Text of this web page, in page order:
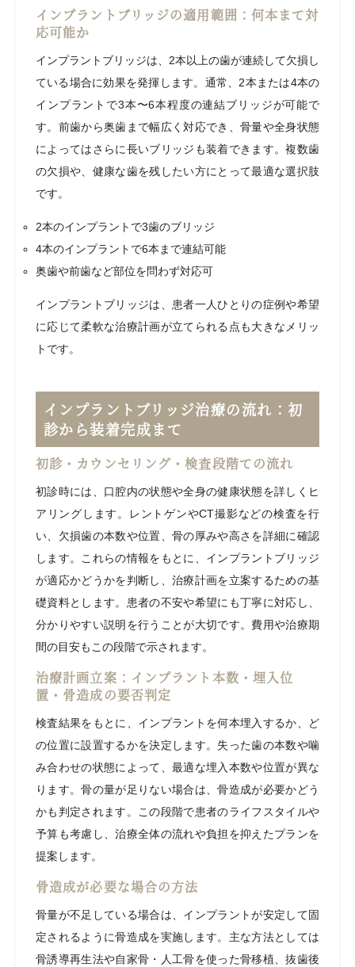
インプラントブリッジの適用範囲：何本まで対
応可能か
インプラントブリッジは、2本以上の歯が連続して欠損し
ている場合に効果を発揮します。通常、2本または4本の
インプラントで3本〜6本程度の連結ブリッジが可能で
す。前歯から奥歯まで幅広く対応でき、骨量や全身状態
によってはさらに長いブリッジも装着できます。複数歯
の欠損や、健康な歯を残したい方にとって最適な選択肢
です。
2本のインプラントで3歯のブリッジ
4本のインプラントで6本まで連結可能
奥歯や前歯など部位を問わず対応可
インプラントブリッジは、患者一人ひとりの症例や希望
に応じて柔軟な治療計画が立てられる点も大きなメリッ
トです。
インプラントブリッジ治療の流れ：初
診から装着完成まで
初診・カウンセリング・検査段階での流れ
初診時には、口腔内の状態や全身の健康状態を詳しくヒ
アリングします。レントゲンやCT撮影などの検査を行
い、欠損歯の本数や位置、骨の厚みや高さを詳細に確認
します。これらの情報をもとに、インプラントブリッジ
が適応かどうかを判断し、治療計画を立案するための基
礎資料とします。患者の不安や希望にも丁寧に対応し、
分かりやすい説明を行うことが大切です。費用や治療期
間の目安もこの段階で示されます。
治療計画立案：インプラント本数・埋入位
置・骨造成の要否判定
検査結果をもとに、インプラントを何本埋入するか、ど
の位置に設置するかを決定します。失った歯の本数や噛
み合わせの状態によって、最適な埋入本数や位置が異な
ります。骨の量が足りない場合は、骨造成が必要かどう
かも判定されます。この段階で患者のライフスタイルや
予算も考慮し、治療全体の流れや負担を抑えたプランを
提案します。
骨造成が必要な場合の方法
骨量が不足している場合は、インプラントが安定して固
定されるように骨造成を実施します。主な方法としては
骨誘導再生法や自家骨・人工骨を使った骨移植、抜歯後